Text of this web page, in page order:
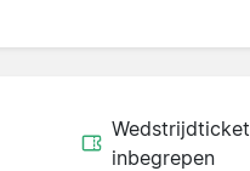
Wedstrijdticket
inbegrepen